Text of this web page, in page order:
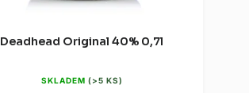
Deadhead Original 40% 0,7l
SKLADEM (>5 KS)